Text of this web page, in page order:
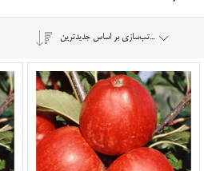
مرتب‌سازی بر اساس جدیدترین